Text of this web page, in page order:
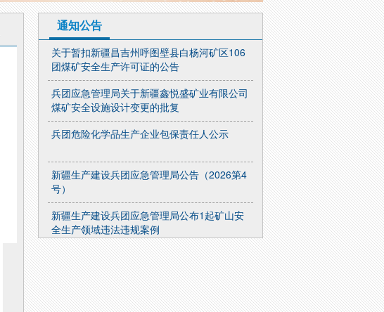
通知公告
关于暂扣新疆昌吉州呼图壁县白杨河矿区106
团煤矿安全生产许可证的公告
兵团应急管理局关于新疆鑫悦盛矿业有限公司
煤矿安全设施设计变更的批复
兵团危险化学品生产企业包保责任人公示
新疆生产建设兵团应急管理局公告（2026第4
号）
新疆生产建设兵团应急管理局公布1起矿山安
全生产领域违法违规案例
关于开展2026年度兵团工程系列安全工程专
业职称申报工作的通知
关于注销新疆天然物产贸易有限公司拜城梅斯